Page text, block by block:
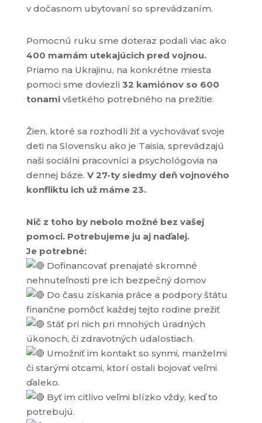
v dočasnom ubytovaní so sprevádzaním.
Pomocnú ruku sme doteraz podali viac ako
400 mamám utekajúcich pred vojnou.
Priamo na Ukrajinu, na konkrétne miesta
pomoci sme doviezli 32 kamiónov so 600
tonamivšetkého potrebného na prežitie.
Žien, ktoré sa rozhodli žiť a vychovávať svoje
deti na Slovensku ako je Taisia, sprevádzajú
naši sociálni pracovníci a psychológovia na
dennej báze. V 27-ty siedmy deň vojnového
konfliktu ich už máme 23.
Nič z toho by nebolo možné bez vašej
pomoci. Potrebujeme ju aj naďalej.
Je potrebné:
Dofinancovať prenajaté skromné
nehnuteľnosti pre ich bezpečný domov
Do času získania práce a podpory štátu
finančne pomôcť každej tejto rodine prežiť
Stáť pri nich pri mnohých úradných
úkonoch, či zdravotných udalostiach.
Umožniť im kontakt so synmi, manželmi
či starými otcami, ktorí ostali bojovať veľmi
ďaleko.
Byť im citlivo veľmi blízko vždy, keď to
potrebujú.